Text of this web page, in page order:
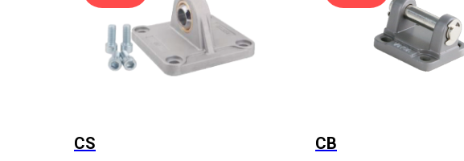
CS CB